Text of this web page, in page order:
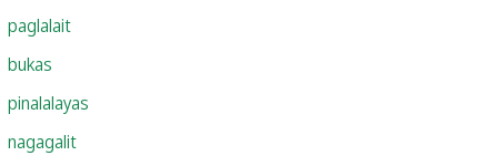
paglalait
bukas
pinalalayas
nagagalit